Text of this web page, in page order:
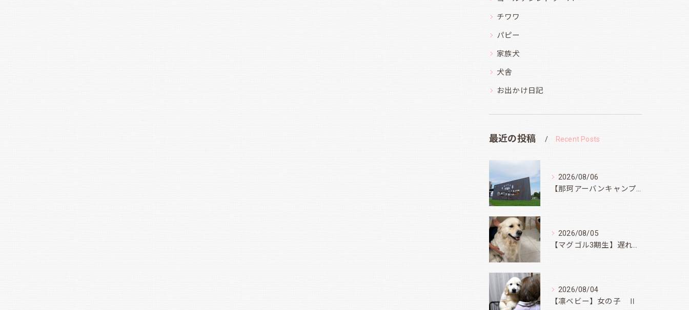
チワワ
パピー
家族犬
犬舎
お出かけ日記
最近の投稿 Recent Posts
2026/08/06
【那珂アーバンキャンプフィールド】
2026/08/05
【マグゴル3期生】遅ればせながら
2026/08/04
【凛ベビー】女の子 Ⅱ